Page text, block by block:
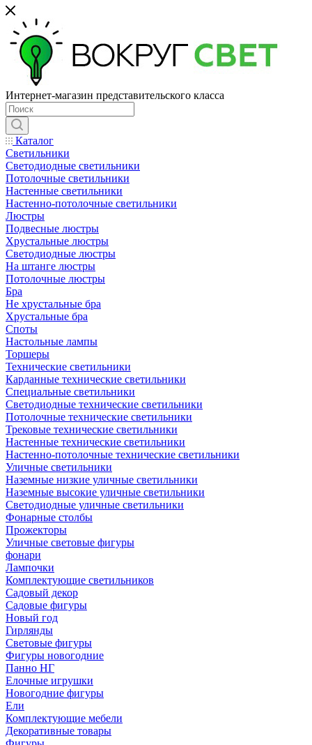
Интернет-магазин представительского класса
Каталог
Светильники
Светодиодные светильники
Потолочные светильники
Настенные светильники
Настенно-потолочные светильники
Люстры
Подвесные люстры
Хрустальные люстры
Светодиодные люстры
На штанге люстры
Потолочные люстры
Бра
Не хрустальные бра
Хрустальные бра
Споты
Настольные лампы
Торшеры
Технические светильники
Карданные технические светильники
Специальные светильники
Светодиодные технические светильники
Потолочные технические светильники
Трековые технические светильники
Настенные технические светильники
Настенно-потолочные технические светильники
Уличные светильники
Наземные низкие уличные светильники
Наземные высокие уличные светильники
Светодиодные уличные светильники
Фонарные столбы
Прожекторы
Уличные световые фигуры
фонари
Лампочки
Комплектующие светильников
Садовый декор
Садовые фигуры
Новый год
Гирлянды
Световые фигуры
Фигуры новогодние
Панно НГ
Елочные игрушки
Новогодние фигуры
Ели
Комплектующие мебели
Декоративные товары